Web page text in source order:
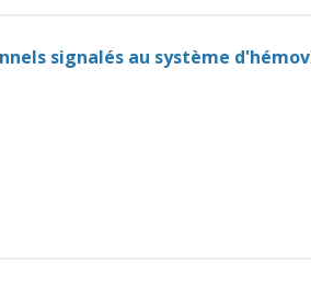
signalés au système